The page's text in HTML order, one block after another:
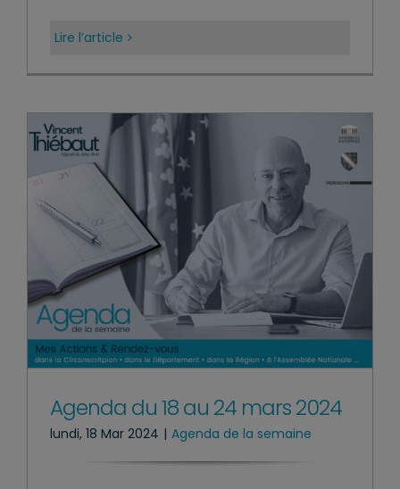
Lire l’article
Agenda du 18 au 24 mars 2024
lundi, 18 Mar 2024 | Agenda de la semaine